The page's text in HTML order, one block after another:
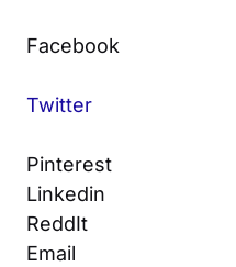
Facebook
Twitter
Pinterest
Linkedin
ReddIt
Email